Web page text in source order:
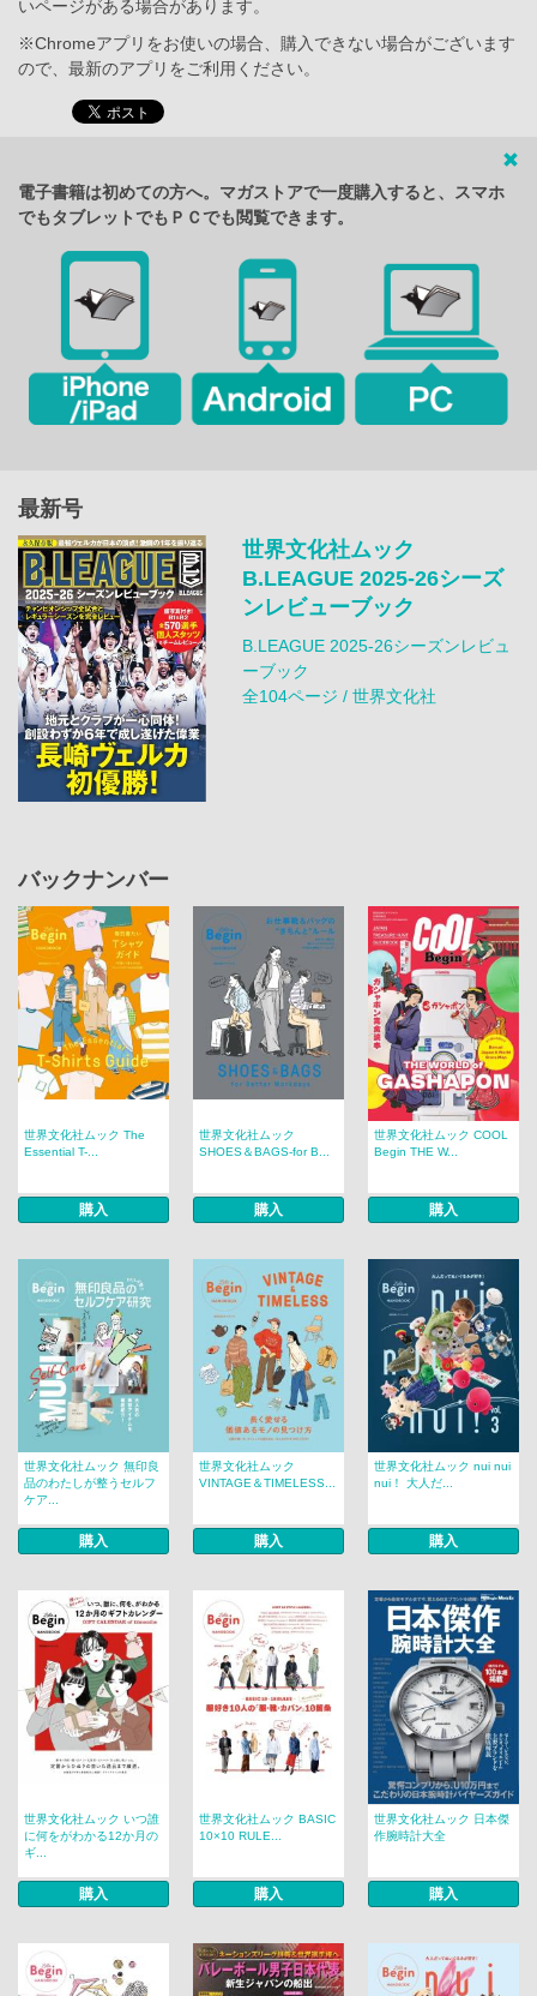
いページがある場合があります。
※Chromeアプリをお使いの場合、購入できない場合がございます
ので、最新のアプリをご利用ください。
電子書籍は初めての方へ。マガストアで一度購入すると、スマホ
でもタブレットでもＰＣでも閲覧できます。
最新号
世界文化社ムック
B.LEAGUE 2025-26シーズ
ンレビューブック
B.LEAGUE 2025-26シーズンレビュ
ーブック
全104ページ / 世界文化社
バックナンバー
世界文化社ムック The
Essential T-...
購入
世界文化社ムック
SHOES＆BAGS-for B...
購入
世界文化社ムック COOL
Begin THE W...
購入
世界文化社ムック 無印良
品のわたしが整うセルフ
ケア...
購入
世界文化社ムック
VINTAGE＆TIMELESS...
購入
世界文化社ムック nui nui
nui！ 大人だ...
購入
世界文化社ムック いつ誰
に何をがわかる12か月の
ギ...
購入
世界文化社ムック BASIC
10×10 RULE...
購入
世界文化社ムック 日本傑
作腕時計大全
購入